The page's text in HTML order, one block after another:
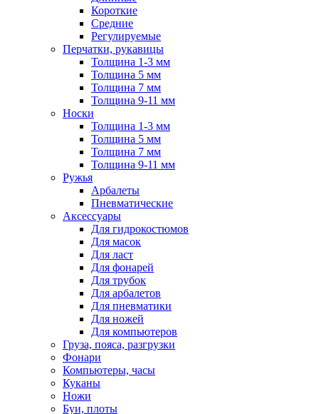
Короткие
Средние
Регулируемые
Перчатки, рукавицы
Толщина 1-3 мм
Толщина 5 мм
Толщина 7 мм
Толщина 9-11 мм
Носки
Толщина 1-3 мм
Толщина 5 мм
Толщина 7 мм
Толщина 9-11 мм
Ружья
Арбалеты
Пневматические
Аксессуары
Для гидрокостюмов
Для масок
Для ласт
Для фонарей
Для трубок
Для арбалетов
Для пневматики
Для ножей
Для компьютеров
Груза, пояса, разгрузки
Фонари
Компьютеры, часы
Куканы
Ножи
Буи, плоты